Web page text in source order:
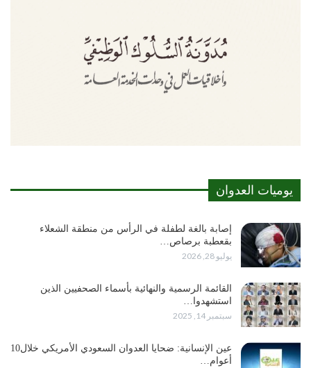
يوميات العدوان
إصابة بالغة لطفلة في الرأس من منطقة الشعلاء
بقعطبة برصاص…
يوليو 28, 2026
القائمة الرسمية والنهائية بأسماء الصحفيين الذين
استشهدوا…
سبتمبر 14, 2025
عين الإنسانية: ضحايا العدوان السعودي الأمريكي خلال10
أعوام…